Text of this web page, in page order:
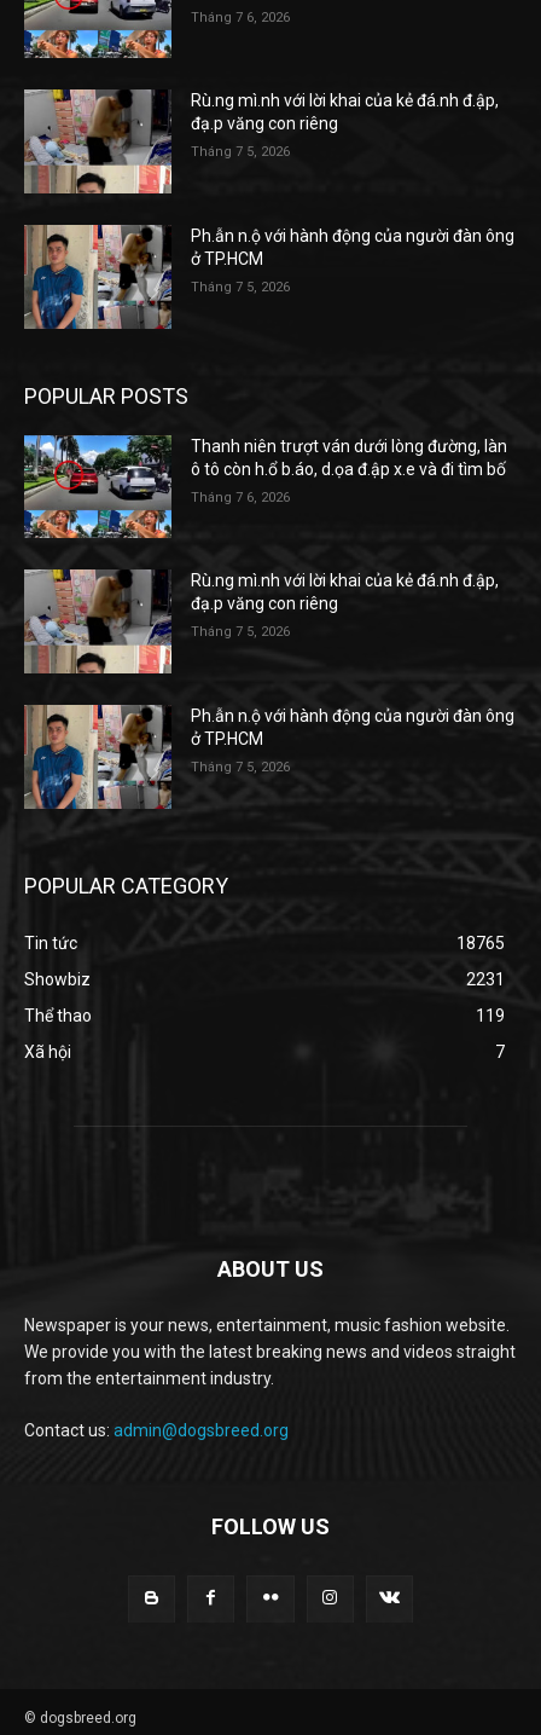
Tháng 7 6, 2026
Rù.ng mì.nh với lời khai của kẻ đá.nh đ.ập,
đạ.p văng con riêng
Tháng 7 5, 2026
Ph.ẫn n.ộ với hành động của người đàn ông
ở TP.HCM
Tháng 7 5, 2026
POPULAR POSTS
Thanh niên trượt ván dưới lòng đường, làn
ô tô còn h.ổ b.áo, d.ọa đ.ập x.e và đi tìm bố
Tháng 7 6, 2026
Rù.ng mì.nh với lời khai của kẻ đá.nh đ.ập,
đạ.p văng con riêng
Tháng 7 5, 2026
Ph.ẫn n.ộ với hành động của người đàn ông
ở TP.HCM
Tháng 7 5, 2026
POPULAR CATEGORY
Tin tức
18765
Showbiz
2231
Thể thao
119
Xã hội
7
ABOUT US
Newspaper is your news, entertainment, music fashion website.
We provide you with the latest breaking news and videos straight
from the entertainment industry.
Contact us: admin@dogsbreed.org
FOLLOW US
© dogsbreed.org